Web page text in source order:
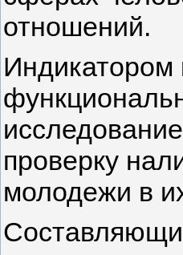
отношений.
Индикатором
проверку
молодежи в